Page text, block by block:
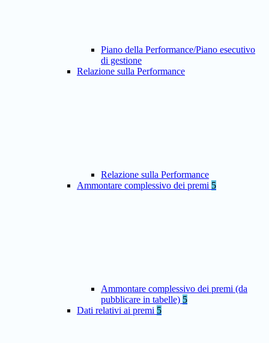
Piano della Performance/Piano esecutivo
di gestione
Relazione sulla Performance
Relazione sulla Performance
Ammontare complessivo dei premi 5
Ammontare complessivo dei premi (da
pubblicare in tabelle) 5
Dati relativi ai premi 5